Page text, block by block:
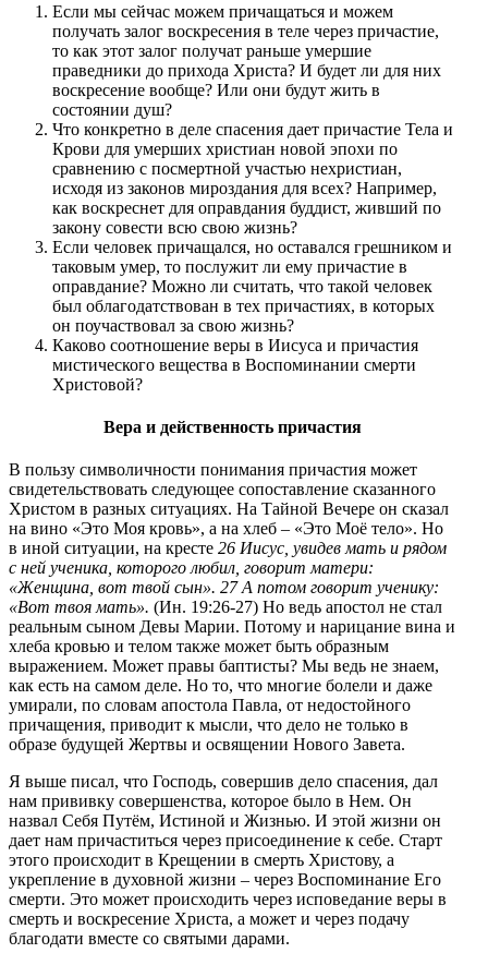
Если мы сейчас можем причащаться и можем
получать залог воскресения в теле через причастие,
то как этот залог получат раньше умершие
праведники до прихода Христа? И будет ли для них
воскресение вообще? Или они будут жить в
состоянии душ?
Что конкретно в деле спасения дает причастие Тела и
Крови для умерших христиан новой эпохи по
сравнению с посмертной участью нехристиан,
исходя из законов мироздания для всех? Например,
как воскреснет для оправдания буддист, живший по
закону совести всю свою жизнь?
Если человек причащался, но оставался грешником и
таковым умер, то послужит ли ему причастие в
оправдание? Можно ли считать, что такой человек
был облагодатствован в тех причастиях, в которых
он поучаствовал за свою жизнь?
Каково соотношение веры в Иисуса и причастия
мистического вещества в Воспоминании смерти
Христовой?
Вера и действенность причастия
В пользу символичности понимания причастия может
свидетельствовать следующее сопоставление сказанного
Христом в разных ситуациях. На Тайной Вечере он сказал
на вино «Это Моя кровь», а на хлеб – «Это Моё тело». Но
в иной ситуации, на кресте 26 Иисус, увидев мать и рядом
с ней ученика, которого любил, говорит матери:
«Женщина, вот твой сын». 27 А потом говорит ученику:
«Вот твоя мать». (Ин. 19:26-27) Но ведь апостол не стал
реальным сыном Девы Марии. Потому и нарицание вина и
хлеба кровью и телом также может быть образным
выражением. Может правы баптисты? Мы ведь не знаем,
как есть на самом деле. Но то, что многие болели и даже
умирали, по словам апостола Павла, от недостойного
причащения, приводит к мысли, что дело не только в
образе будущей Жертвы и освящении Нового Завета.
Я выше писал, что Господь, совершив дело спасения, дал
нам прививку совершенства, которое было в Нем. Он
назвал Себя Путём, Истиной и Жизнью. И этой жизни он
дает нам причаститься через присоединение к себе. Старт
этого происходит в Крещении в смерть Христову, а
укрепление в духовной жизни – через Воспоминание Его
смерти. Это может происходить через исповедание веры в
смерть и воскресение Христа, а может и через подачу
благодати вместе со святыми дарами.